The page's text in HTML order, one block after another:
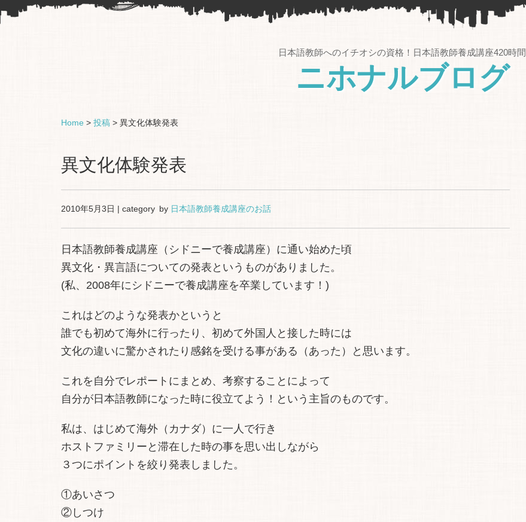
日本語教師へのイチオシの資格！日本語教師養成講座420時間
ニホナルブログ
Home > 投稿 > 異文化体験発表
異文化体験発表
2010年5月3日 | category by 日本語教師養成講座のお話
日本語教師養成講座（シドニーで養成講座）に通い始めた頃
異文化・異言語についての発表というものがありました。
(私、2008年にシドニーで養成講座を卒業しています！)
これはどのような発表かというと
誰でも初めて海外に行ったり、初めて外国人と接した時には
文化の違いに驚かされたり感銘を受ける事がある（あった）と思います。
これを自分でレポートにまとめ、考察することによって
自分が日本語教師になった時に役立てよう！という主旨のものです。
私は、はじめて海外（カナダ）に一人で行き
ホストファミリーと滞在した時の事を思い出しながら
３つにポイントを絞り発表しました。
①あいさつ
②しつけ